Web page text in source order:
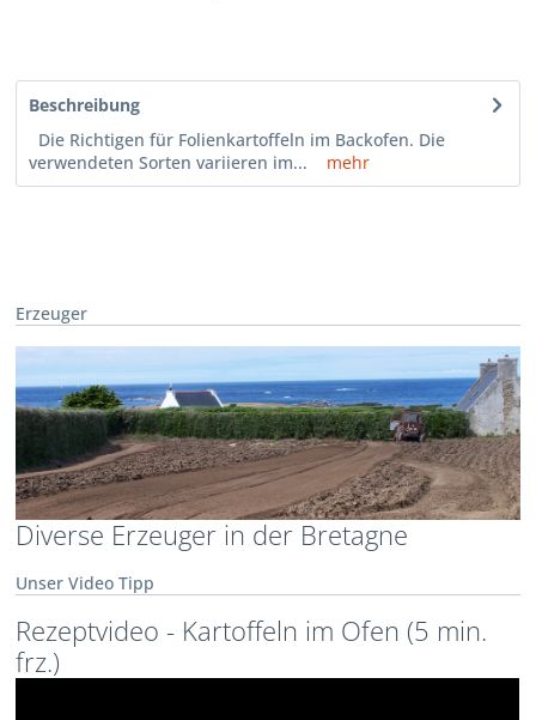
Beschreibung
Die Richtigen für Folienkartoffeln im Backofen. Die
verwendeten Sorten variieren im...
mehr
Erzeuger
Diverse Erzeuger in der Bretagne
Unser Video Tipp
Rezeptvideo - Kartoffeln im Ofen (5 min.
frz.)